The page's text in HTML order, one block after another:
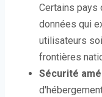
Certains pays
données qui
utilisateurs
frontières
Sécurité